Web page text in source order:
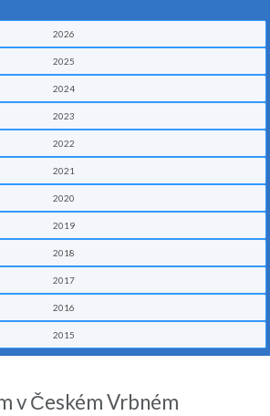
2026
2025
2024
2023
2022
2021
2020
2019
2018
2017
2016
2015
v Českém Vrbném